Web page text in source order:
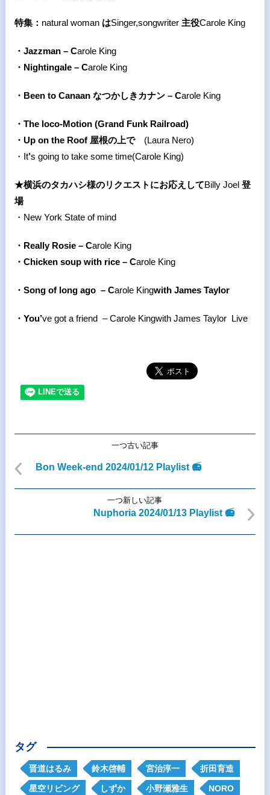
特集： natural woman はSinger,songwriter 主役Carole King
・Jazzman – Carole King
・Nightingale – Carole King
・Been to Canaan なつかしきカナン – Carole King
・The loco-Motion (Grand Funk Railroad)
・Up on the Roof 屋根の上で (Laura Nero)
・It’s going to take some time(Carole King)
★横浜のタカハシ様のリクエストにお応えしてBilly Joel 登
場
・New York State of mind
・Really Rosie – Carole King
・Chicken soup with rice – Carole King
・Song of long ago – Carole Kingwith James Taylor
・You’ve got a friend – Carole Kingwith James Taylor Live
一つ古い記事
Bon Week-end 2024/01/12 Playlist 📻
一つ新しい記事
Nuphoria 2024/01/13 Playlist 📻
タグ
晋道はるみ 鈴木啓輔 宮治淳一 折田育造
星空リビング しずか 小野瀬雅生 NORO